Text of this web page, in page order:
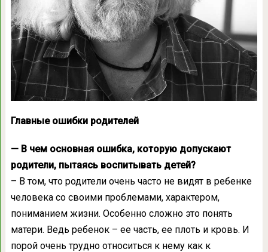
Главные ошибки родителей
— В чем основная ошибка, которую допускают
родители, пытаясь воспитывать детей?
– В том, что родители очень часто не видят в ребенке
человека со своими проблемами, характером,
пониманием жизни. Особенно сложно это понять
матери. Ведь ребенок – ее часть, ее плоть и кровь. И
порой очень трудно относиться к нему как к